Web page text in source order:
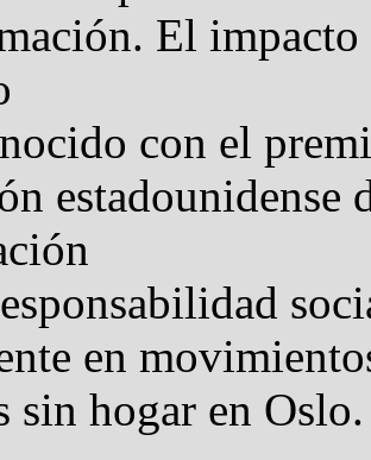
El
con el
estadounidense
en
sin hogar en Oslo.